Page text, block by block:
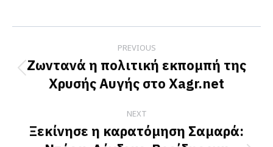
Facebook
X
LinkedIn
navigation
PREVIOUS
Previous
post:
Ζωντανά η πολιτική εκπομπή της
Χρυσής Αυγής στο Xagr.net
NEXT
Ξεκίνησε η καρατόμηση Σαμαρά: